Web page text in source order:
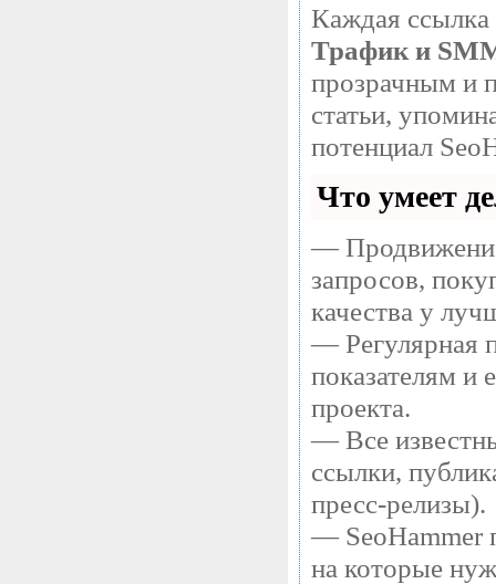
Каждая ссылка
Трафик и
прозрачным и
статьи,
потенциал
Что умеет
—
запросов,
качества у
— Регулярная
показателям и
проекта.
— Все
ссылки,
пресс-релизы).
— SeoHammer
на которые